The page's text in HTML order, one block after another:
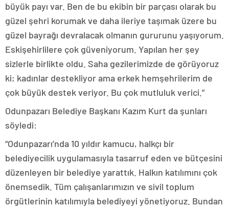
büyük payı var. Ben de bu ekibin bir parçası olarak bu
güzel şehri korumak ve daha ileriye taşımak üzere bu
güzel bayrağı devralacak olmanın gururunu yaşıyorum.
Eskişehirlilere çok güveniyorum. Yapılan her şey
sizlerle birlikte oldu. Saha gezilerimizde de görüyoruz
ki; kadınlar destekliyor ama erkek hemşehrilerim de
çok büyük destek veriyor. Bu çok mutluluk verici.”
Odunpazarı Belediye Başkanı Kazım Kurt da şunları
söyledi:
“Odunpazarı’nda 10 yıldır kamucu, halkçı bir
belediyecilik uygulamasıyla tasarruf eden ve bütçesini
düzenleyen bir belediye yarattık. Halkın katılımını çok
önemsedik. Tüm çalışanlarımızın ve sivil toplum
örgütlerinin katılımıyla belediyeyi yönetiyoruz. Bundan